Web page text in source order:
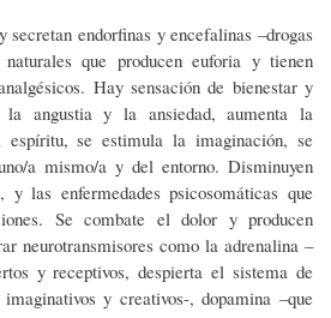
secretan endorfinas y encefalinas –drogas
que producen euforia y tienen
Hay sensación de bienestar y
la angustia y la ansiedad, aumenta la
espíritu, se estimula la imaginación, se
a mismo/a y del entorno. Disminuyen
y las enfermedades psicosomáticas que
Se combate el dolor y producen
neurotransmisores como la adrenalina –
y receptivos, despierta el sistema de
y creativos-, dopamina –que